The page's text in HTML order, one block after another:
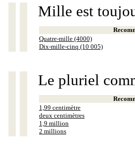
Mille est
Quatre-mille (4000)
Dix-mille-cinq (10 005)
Le pluriel
1,99 centimètre
deux centimètres
1,9 million
2 millions